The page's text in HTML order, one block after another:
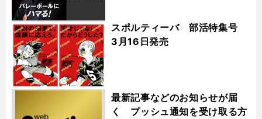
スポルティーバ 部活特集号
3月16日発売
最新記事などのお知らせが届
く プッシュ通知を受け取る方